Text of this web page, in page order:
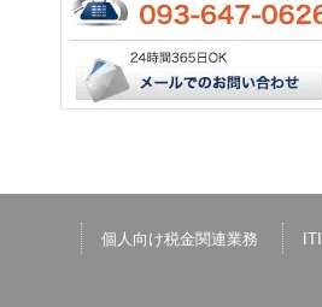
個人向け税金関連業務